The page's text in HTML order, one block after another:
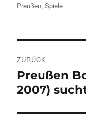
am
Preußen,Spiele
ZURÜCK
Vorheriger
Beitrag:
Preußen
2007)